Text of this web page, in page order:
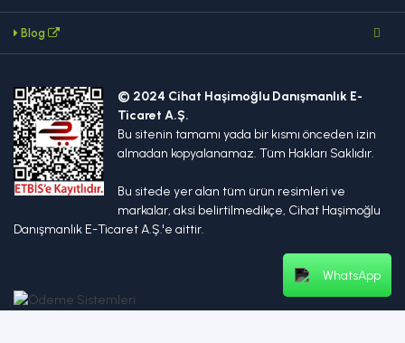
Blog
© 2024 Cihat Haşimoğlu Danışmanlık E-
Ticaret A.Ş.
Bu sitenin tamamı yada bir kısmı önceden izin
almadan kopyalanamaz. Tüm Hakları Saklıdır.
Bu sitede yer alan tüm ürün resimleri ve
markalar, aksi belirtilmedikçe, Cihat Haşimoğlu
Danışmanlık E-Ticaret A.Ş.'e aittir.
WhatsApp